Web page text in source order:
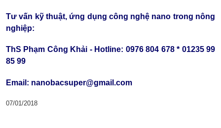
Tư vấn kỹ thuật, ứng dụng công nghệ nano trong nông
nghiệp:
ThS Phạm Công Khải - Hotline: 0976 804 678 * 01235 99
85 99
Email: nanobacsuper@gmail.com
07/01/2018